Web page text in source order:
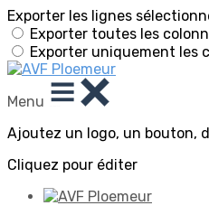
Exporter les lignes
Exporter toutes les
Exporter uniquement les
Menu
Ajoutez un logo, un bouton,
Cliquez pour éditer